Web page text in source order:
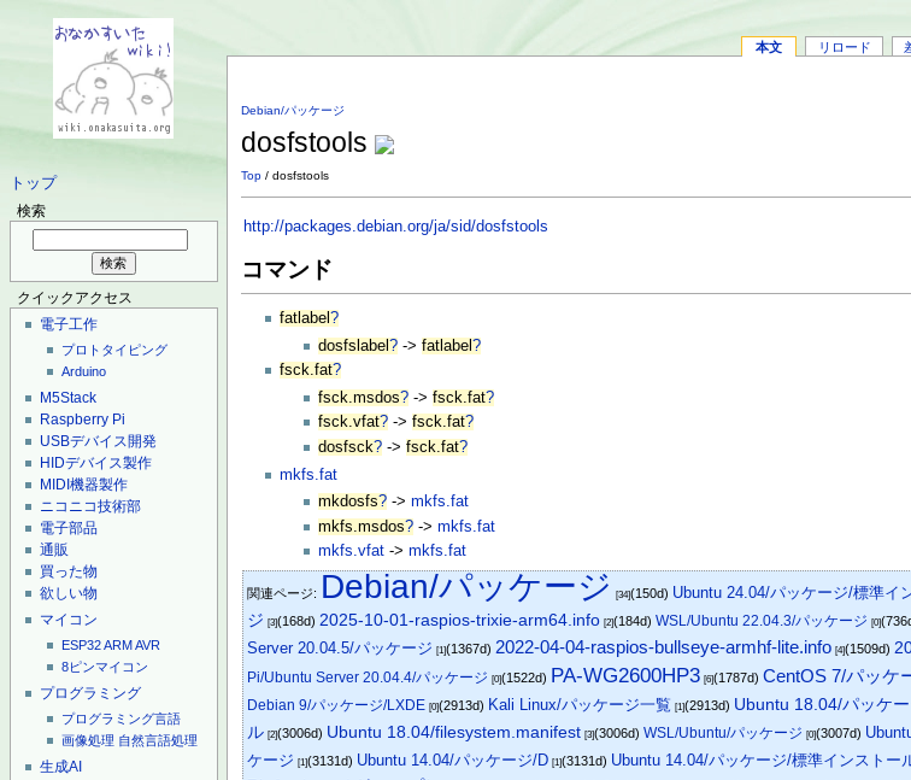
トップ
検索
クイックアクセス
電子工作
プロトタイピング
Arduino
M5Stack
Raspberry Pi
USBデバイス開発
HIDデバイス製作
MIDI機器製作
ニコニコ技術部
電子部品
通販
買った物
欲しい物
マイコン
ESP32ARMAVR
8ピンマイコン
プログラミング
プログラミング言語
画像処理 自然言語処理
生成AI
本文 リロード
Debian/パッケージ
dosfstools
Top / dosfstools
http://packages.debian.org/ja/sid/dosfstools
コマンド
fatlabel?
dosfslabel? ->fatlabel?
fsck.fat?
fsck.msdos? ->fsck.fat?
fsck.vfat? ->fsck.fat?
dosfsck? ->fsck.fat?
mkfs.fat
mkdosfs? ->mkfs.fat
mkfs.msdos? ->mkfs.fat
mkfs.vfat ->mkfs.fat
関連ページ: Debian/パッケージ [34](150d) Ubuntu 24.04/パッケージ/標準イ
ジ [3](168d) 2025-10-01-raspios-trixie-arm64.info [2](184d)WSL/Ubuntu 22.04.3/パッケージ [0]
Server 20.04.5/パッケージ [1](1367d) 2022-04-04-raspios-bullseye-armhf-lite.info [4](1509d)
Pi/Ubuntu Server 20.04.4/パッケージ [0](1522d) PA-WG2600HP3 [6](1787d)CentOS 7/パッケ
Debian 9/パッケージ/LXDE [0](2913d) Kali Linux/パッケージ一覧 [1](2913d) Ubuntu 18.04/パッケ
ル [2](3006d) Ubuntu 18.04/filesystem.manifest [3](3006d)WSL/Ubuntu/パッケージ [0](3007d)
ケージ [1](3131d) Ubuntu 14.04/パッケージ/D [1](3131d) Ubuntu 14.04/パッケージ/標準インストー